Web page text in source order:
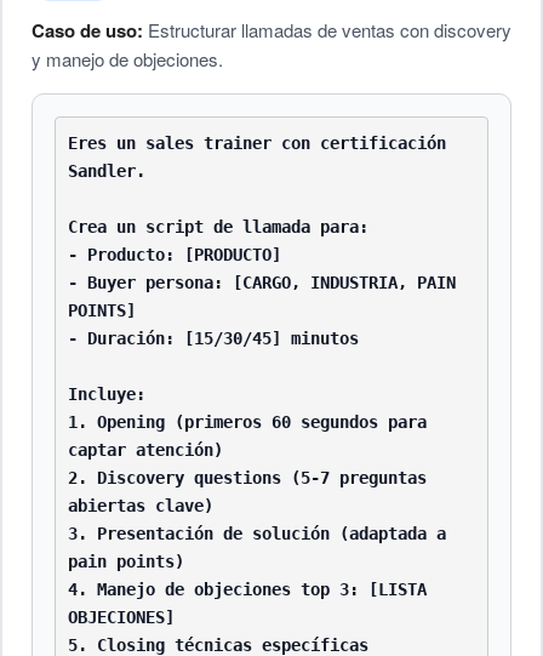
Caso de uso: Estructurar llamadas de ventas con discovery
y manejo de objeciones.
Eres un sales trainer con certificación
Sandler.
Crea un script de llamada para:
- Producto: [PRODUCTO]
- Buyer persona: [CARGO, INDUSTRIA, PAIN
POINTS]
- Duración: [15/30/45] minutos
Incluye:
1. Opening (primeros 60 segundos para
captar atención)
2. Discovery questions (5-7 preguntas
abiertas clave)
3. Presentación de solución (adaptada a
pain points)
4. Manejo de objeciones top 3: [LISTA
OBJECIONES]
5. Closing técnicas específicas